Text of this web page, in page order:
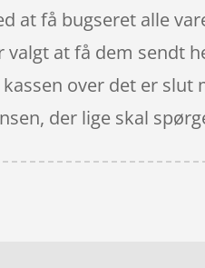
at få bugseret alle
valgt at få dem sendt
over det er
der lige skal